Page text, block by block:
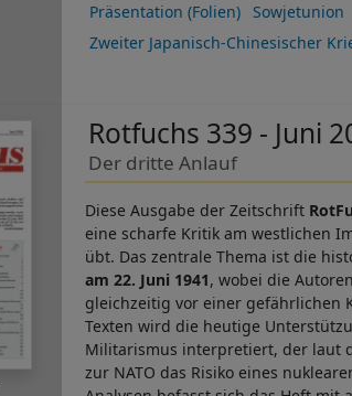
Präsentation (Folien)
Sowjetunion
Zweiter Japanisch-Chinesischer
Rotfuchs 339 - Juni
Der dritte Anlauf
Diese Ausgabe der Zeitschrift
eine scharfe Kritik am westlichen
übt. Das zentrale Thema ist die
am 22. Juni 1941, wobei die
gleichzeitig vor einer gefährlichen
Texten wird die heutige
Militarismus interpretiert, der laut
zur NATO das Risiko eines